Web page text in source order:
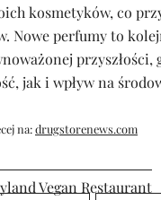
kosmetyków, co
Nowe perfumy to
przyszłości,
jak i wpływ na
na:drugstorenews.com
Vegan Restaurant